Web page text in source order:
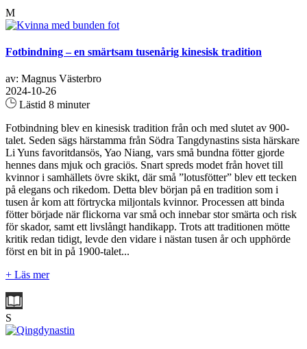
M
Fotbindning – en smärtsam tusenårig kinesisk tradition
av: Magnus Västerbro
2024-10-26
Lästid 8 minuter
Fotbindning blev en kinesisk tradition från och med slutet av 900-
talet. Seden sägs härstamma från Södra Tangdynastins sista härskare
Li Yuns favoritdansös, Yao Niang, vars små bundna fötter gjorde
hennes dans mjuk och graciös. Snart spreds modet från hovet till
kvinnor i samhällets övre skikt, där små ”lotusfötter” blev ett tecken
på elegans och rikedom. Detta blev början på en tradition som i
tusen år kom att förtrycka miljontals kvinnor. Processen att binda
fötter började när flickorna var små och innebar stor smärta och risk
för skador, samt ett livslångt handikapp. Trots att traditionen mötte
kritik redan tidigt, levde den vidare i nästan tusen år och upphörde
först en bit in på 1900-talet...
+ Läs mer
S